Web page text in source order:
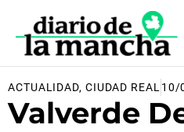
contenido
ACTUALIDAD, CIUDAD REAL 10/
Valverde